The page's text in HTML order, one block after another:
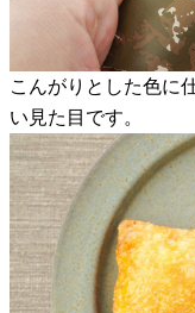
こんがりとした色に
い見た目です。